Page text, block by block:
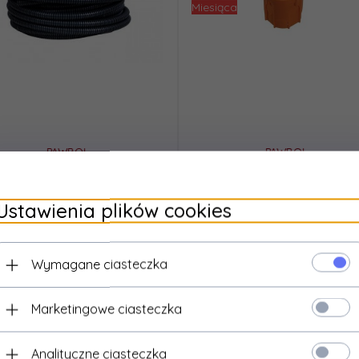
PAWBOL
3,31 PLN*
* z podatkiem VAT
PAWBOL
Pawbol
27,64 PLN*
* z podatkiem VAT
plików cookies
Wymagane ciasteczka
Marketingowe ciasteczka
Analityczne ciasteczka